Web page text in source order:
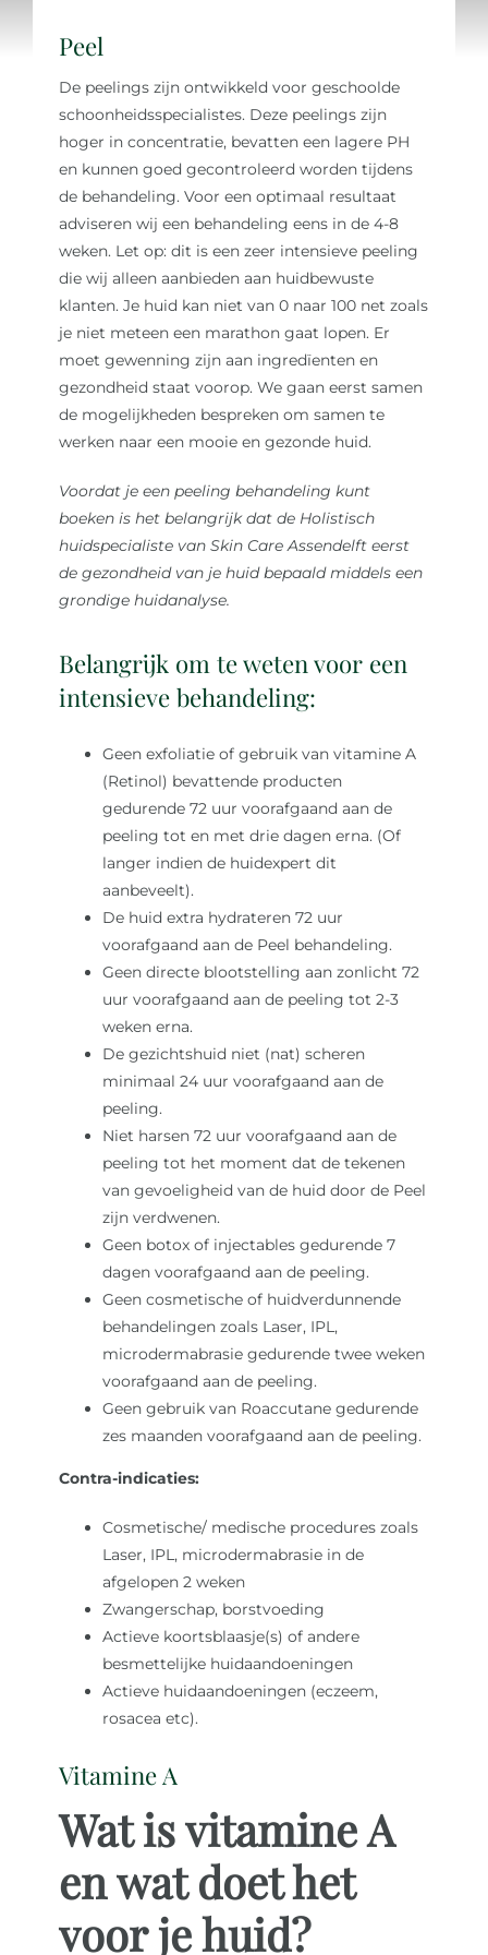
Reviews
Onze merken
Laat je inspireren
Contact
Peel
De peelings zijn ontwikkeld voor geschoolde
schoonheidsspecialistes. Deze peelings zijn
hoger in concentratie, bevatten een lagere PH
en kunnen goed gecontroleerd worden tijdens
de behandeling. Voor een optimaal resultaat
adviseren wij een behandeling eens in de 4-8
weken. Let op: dit is een zeer intensieve peeling
die wij alleen aanbieden aan huidbewuste
klanten. Je huid kan niet van 0 naar 100 net zoals
je niet meteen een marathon gaat lopen. Er
moet gewenning zijn aan ingredïenten en
gezondheid staat voorop. We gaan eerst samen
de mogelijkheden bespreken om samen te
werken naar een mooie en gezonde huid.
Voordat je een peeling behandeling kunt
boeken is het belangrijk dat de Holistisch
huidspecialiste van Skin Care Assendelft eerst
de gezondheid van je huid bepaald middels een
grondige huidanalyse.
Belangrijk om te weten voor een
intensieve behandeling:
Geen exfoliatie of gebruik van vitamine A
(Retinol) bevattende producten
gedurende 72 uur voorafgaand aan de
peeling tot en met drie dagen erna. (Of
langer indien de huidexpert dit
aanbeveelt).
De huid extra hydrateren 72 uur
voorafgaand aan de Peel behandeling.
Geen directe blootstelling aan zonlicht 72
uur voorafgaand aan de peeling tot 2-3
weken erna.
De gezichtshuid niet (nat) scheren
minimaal 24 uur voorafgaand aan de
peeling.
Niet harsen 72 uur voorafgaand aan de
peeling tot het moment dat de tekenen
van gevoeligheid van de huid door de Peel
zijn verdwenen.
Geen botox of injectables gedurende 7
dagen voorafgaand aan de peeling.
Geen cosmetische of huidverdunnende
behandelingen zoals Laser, IPL,
microdermabrasie gedurende twee weken
voorafgaand aan de peeling.
Geen gebruik van Roaccutane gedurende
zes maanden voorafgaand aan de peeling.
Contra-indicaties:
Cosmetische/ medische procedures zoals
Laser, IPL, microdermabrasie in de
afgelopen 2 weken
Zwangerschap, borstvoeding
Actieve koortsblaasje(s) of andere
besmettelijke huidaandoeningen
Actieve huidaandoeningen (eczeem,
rosacea etc).
Vitamine A
Wat is vitamine A
en wat doet het
voor je huid?